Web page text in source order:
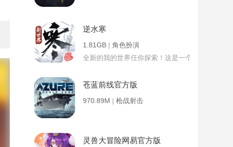
逆水寒
1.81GB | 角色扮演
全新的我的世界任你探索！这是一个小提示字段。
苍蓝前线官方版
970.89M | 枪战射击
灵兽大冒险网易官方版